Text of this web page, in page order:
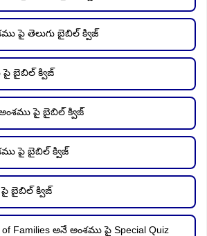
పై తెలుగు బైబిల్ క్విజ్
పై బైబిల్ క్విజ్
పై బైబిల్ క్విజ్
పై బైబిల్ క్విజ్
పై బైబిల్ క్విజ్
of Families అనే అంశము పై Special Quiz